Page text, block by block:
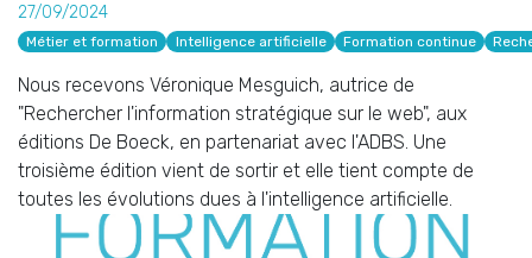
27/09/2024
Métier et formation Intelligence artificielle Formation continue
Nous recevons Véronique Mesguich, autrice de
"Rechercher l'information stratégique sur le web", aux
éditions De Boeck, en partenariat avec l'ADBS. Une
troisième édition vient de sortir et elle tient compte de
toutes les évolutions dues à l'intelligence artificielle.